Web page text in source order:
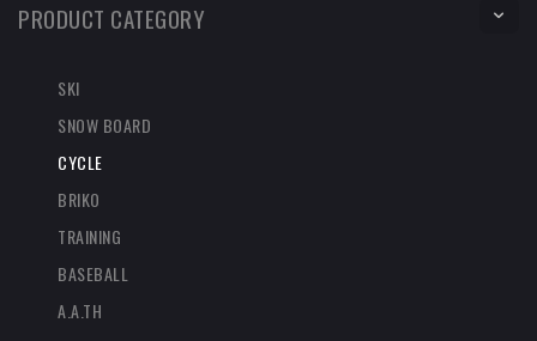
PRODUCT CATEGORY
SKI
SNOW BOARD
CYCLE
BRIKO
TRAINING
BASEBALL
A.A.TH